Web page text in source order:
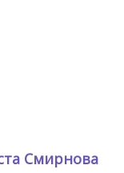
Смирнова